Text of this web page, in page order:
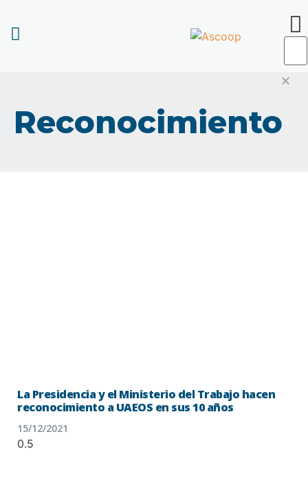
Reconocimiento
La Presidencia y el Ministerio del Trabajo hacen
reconocimiento a UAEOS en sus 10 años
15/12/2021